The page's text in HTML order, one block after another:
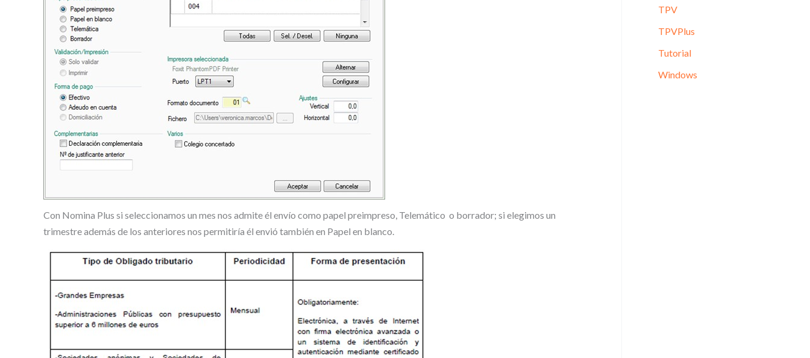
Con Nomina Plus si seleccionamos un mes nos admite él envío como papel preimpreso, Telemático o borrador; si elegimos un
trimestre además de los anteriores nos permitiría él envió también en Papel en blanco.
TPV
TPVPlus
Tutorial
Windows